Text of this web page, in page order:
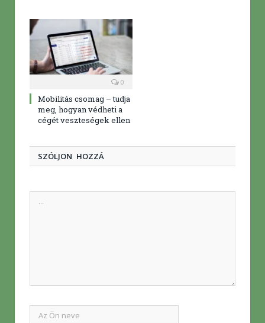
0
Mobilitás csomag – tudja
meg, hogyan védheti a
cégét veszteségek ellen
SZÓLJON HOZZÁ